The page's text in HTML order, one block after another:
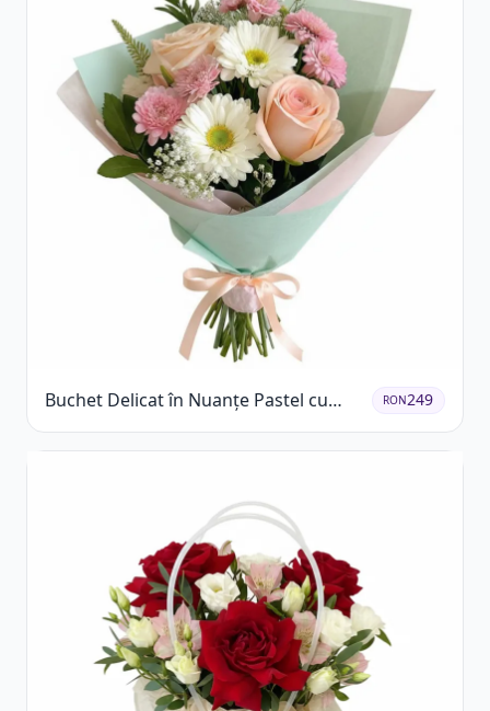
Buchet Delicat în Nuanțe Pastel cu
Trandafiri și Crizanteme Roz
RON249